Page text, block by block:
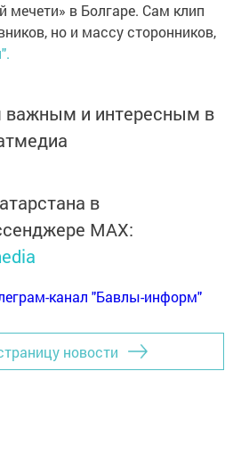
мечети» в Болгаре. Сам клип
но и массу сторонников,
важным и интересным в
в
MАХ:
канал "Бавлы-информ"
новости